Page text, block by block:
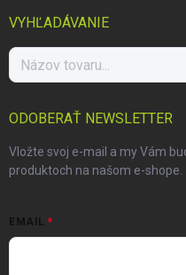
VYHĽADÁVANIE
ODOBERAŤ NEWSLETTER
Vložte svoj e-mail a my Vám
produktoch na našom e-shope.
EMAIL